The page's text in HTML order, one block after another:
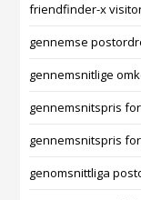
friendfinder-x
gennemse
gennemsnitlige
gennemsnitspris
gennemsnitspris
genomsnittliga